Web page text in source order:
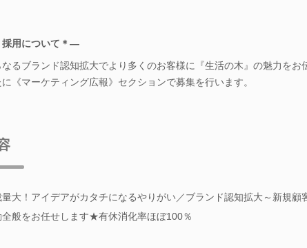
用について＊―
なるブランド認知拡大でより多くのお客様に『生活の木』の魅力をお
に《マーケティング広報》セクションで募集を行います。
量大！アイデアがカタチになるやりがい／ブランド認知拡大～新規顧
全般をお任せします★有休消化率ほぼ100％